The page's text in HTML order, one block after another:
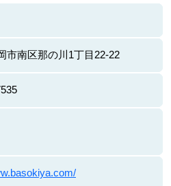
市南区那の川1丁目22-22